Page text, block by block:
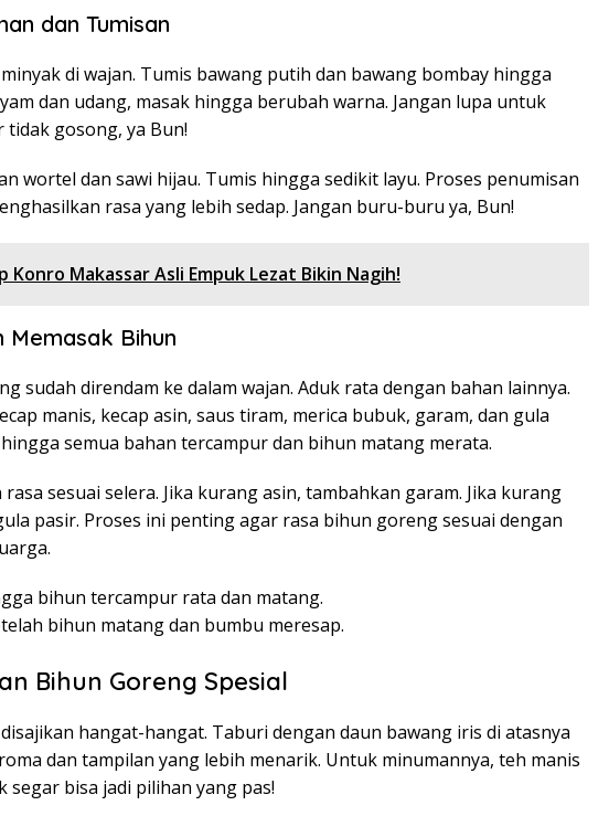
dan Tumisan
di wajan. Tumis bawang putih dan bawang bombay hingga
dan udang, masak hingga berubah warna. Jangan lupa untuk
tidak gosong, ya Bun!
wortel dan sawi hijau. Tumis hingga sedikit layu. Proses penumisan
rasa yang lebih sedap. Jangan buru-buru ya, Bun!
Konro Makassar Asli Empuk Lezat Bikin Nagih!
Memasak Bihun
sudah direndam ke dalam wajan. Aduk rata dengan bahan lainnya.
manis, kecap asin, saus tiram, merica bubuk, garam, dan gula
semua bahan tercampur dan bihun matang merata.
rasa sesuai selera. Jika kurang asin, tambahkan garam. Jika kurang
pasir. Proses ini penting agar rasa bihun goreng sesuai dengan
bihun tercampur rata dan matang.
bihun matang dan bumbu meresap.
Bihun Goreng Spesial
hangat-hangat. Taburi dengan daun bawang iris di atasnya
dan tampilan yang lebih menarik. Untuk minumannya, teh manis
segar bisa jadi pilihan yang pas!